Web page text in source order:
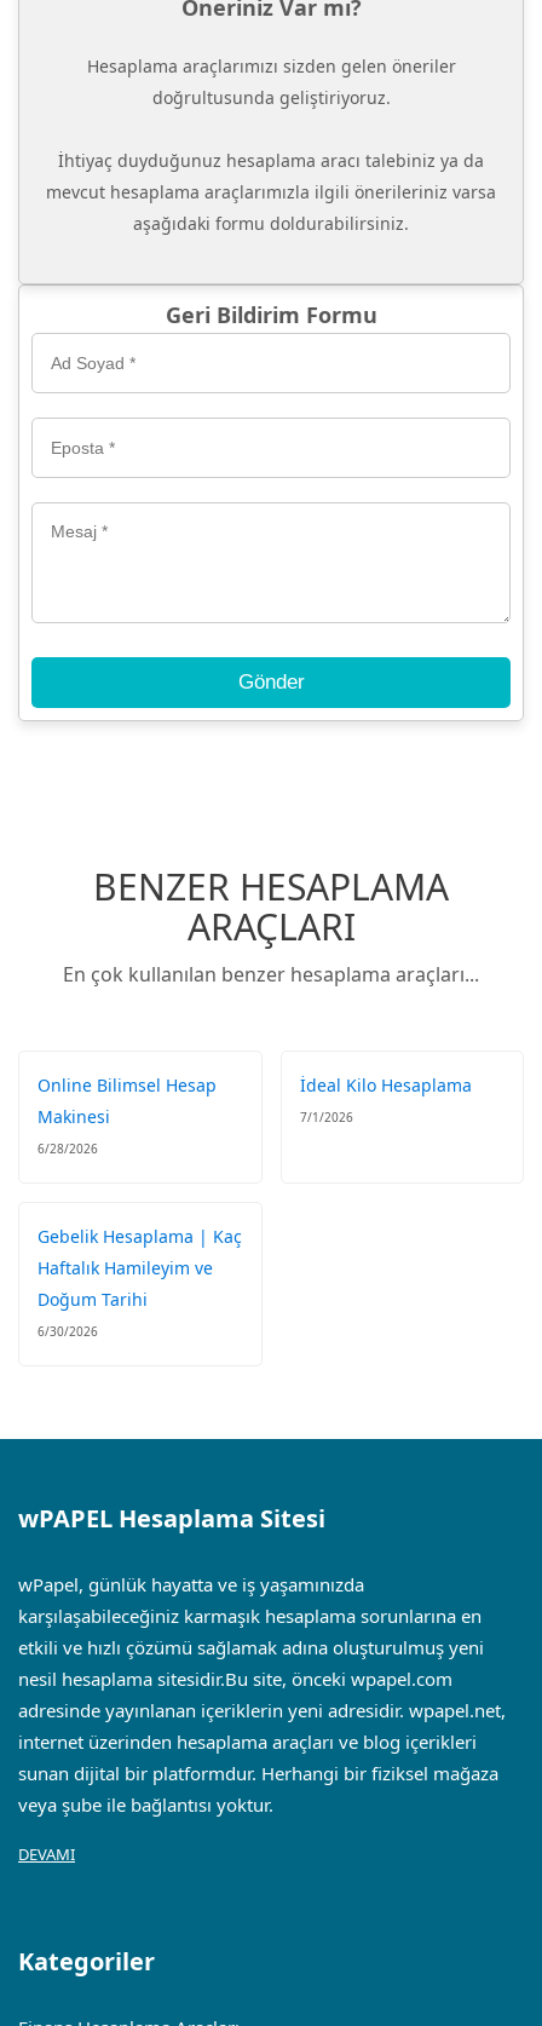
Öneriniz Var mı?
Hesaplama araçlarımızı sizden gelen öneriler
doğrultusunda geliştiriyoruz.
İhtiyaç duyduğunuz hesaplama aracı talebiniz ya da
mevcut hesaplama araçlarımızla ilgili önerileriniz varsa
aşağıdaki formu doldurabilirsiniz.
Geri Bildirim Formu
Gönder
BENZER HESAPLAMA
ARAÇLARI
En çok kullanılan benzer hesaplama araçları...
Online Bilimsel Hesap
Makinesi
6/28/2026
İdeal Kilo Hesaplama
7/1/2026
Gebelik Hesaplama | Kaç
Haftalık Hamileyim ve
Doğum Tarihi
6/30/2026
wPAPEL Hesaplama Sitesi
wPapel, günlük hayatta ve iş yaşamınızda
karşılaşabileceğiniz karmaşık hesaplama sorunlarına en
etkili ve hızlı çözümü sağlamak adına oluşturulmuş yeni
nesil hesaplama sitesidir.Bu site, önceki wpapel.com
adresinde yayınlanan içeriklerin yeni adresidir. wpapel.net,
internet üzerinden hesaplama araçları ve blog içerikleri
sunan dijital bir platformdur. Herhangi bir fiziksel mağaza
veya şube ile bağlantısı yoktur.
DEVAMI
Kategoriler